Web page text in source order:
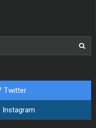
Twitter
Instagram